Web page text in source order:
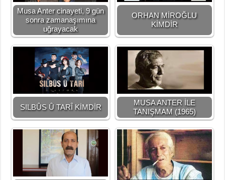
Musa Anter cinayeti, 9 gün
sonra zamanaşımına
uğrayacak
ORHAN MİROĞLU
KİMDİR
SILBÛS Û TARÎ KİMDİR
MUSA ANTER İLE
TANIŞMAM (1965)